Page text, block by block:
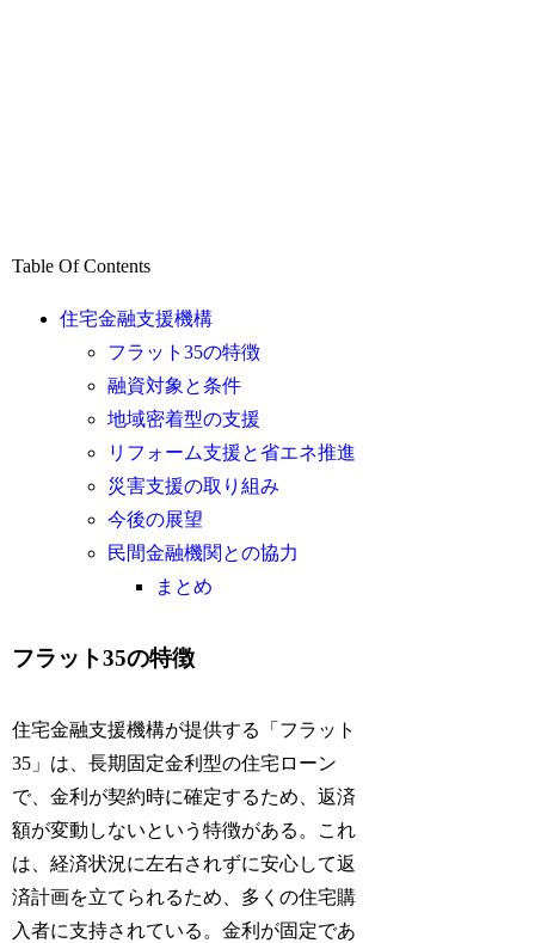
Table Of Contents
住宅金融支援機構
フラット35の特徴
融資対象と条件
地域密着型の支援
リフォーム支援と省エネ推進
災害支援の取り組み
今後の展望
民間金融機関との協力
まとめ
フラット35の特徴
住宅金融支援機構が提供する「フラット
35」は、長期固定金利型の住宅ローン
で、金利が契約時に確定するため、返済
額が変動しないという特徴がある。これ
は、経済状況に左右されずに安心して返
済計画を立てられるため、多くの住宅購
入者に支持されている。金利が固定であ